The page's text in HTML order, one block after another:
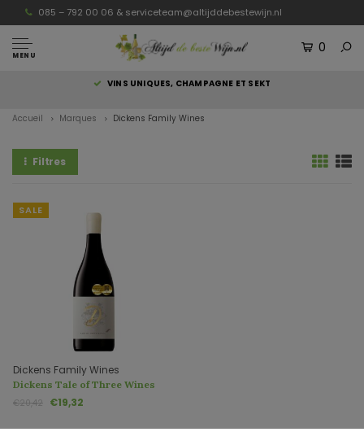
085 – 792 00 06 & serviceteam@altijddebestewijn.nl
MENU
0
VINS UNIQUES, CHAMPAGNE ET SEKT
Accueil Marques Dickens Family Wines
Filtres
SALE
Dickens Family Wines
Dickens Tale of Three Wines
€20,42 €19,32